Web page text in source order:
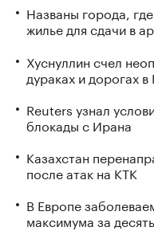
Названы города,
жилье для сдачи в
Хуснуллин счел
дураках и дорогах
Reuters узнал
блокады с Ирана
Казахстан
после атак на КТК
В Европе
максимума за